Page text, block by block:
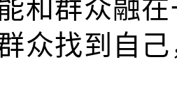
众找到自